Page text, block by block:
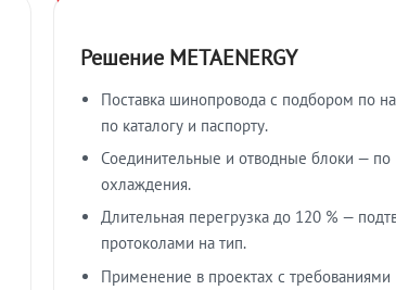
Решение METAENERGY
Поставка шинопровода с подбором по
по каталогу и паспорту.
Соединительные и отводные блоки — по
охлаждения.
Длительная перегрузка до 120 % —
протоколами на тип.
Применение в проектах с